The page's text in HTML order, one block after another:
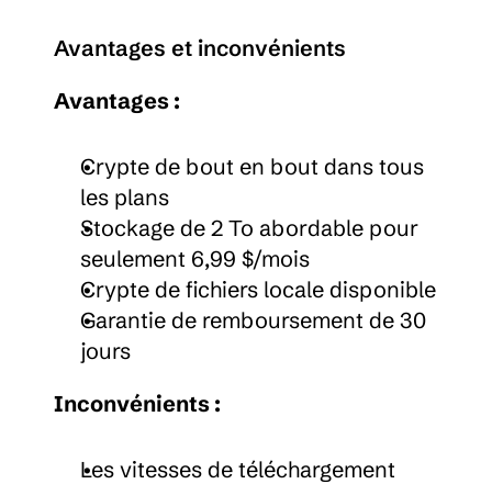
Avantages et inconvénients
Avantages :
Crypte de bout en bout dans tous
les plans
Stockage de 2 To abordable pour
seulement 6,99 $/mois
Crypte de fichiers locale disponible
Garantie de remboursement de 30
jours
Inconvénients :
Les vitesses de téléchargement